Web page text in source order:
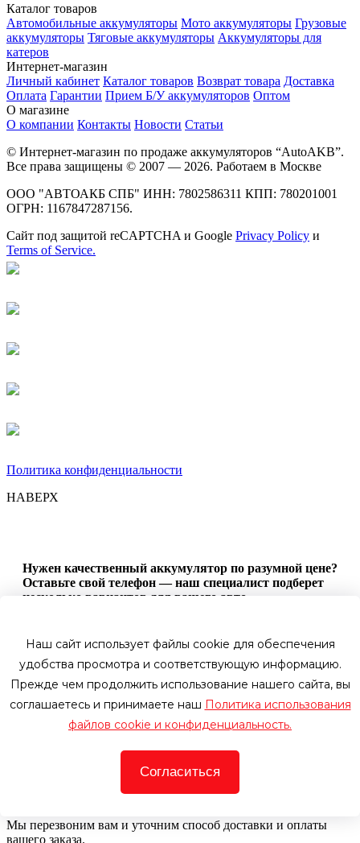
Каталог товаров
Автомобильные аккумуляторы Мото аккумуляторы Грузовые
аккумуляторы Тяговые аккумуляторы Аккумуляторы для
катеров
Интернет-магазин
Личный кабинет Каталог товаров Возврат товара Доставка
Оплата Гарантии Прием Б/У аккумуляторов Оптом
О магазине
О компании Контакты Новости Статьи
© Интернет-магазин по продаже аккумуляторов “AutoAKB”.
Все права защищены © 2007 — 2026. Работаем в Москве
ООО "АВТОАКБ СПБ" ИНН: 7802586311 КПП: 780201001
ОГРН: 1167847287156.
Сайт под защитой reCAPTCHA и Google Privacy Policy и
Terms of Service.
Политика конфиденциальности
НАВЕРХ
Нужен качественный аккумулятор по разумной цене?
Оставьте свой телефон — наш специалист подберет
несколько вариантов для вашего авто.
Имя Телефон
Оставить заявку
Оформить заказ
По этому номеру мы свяжемся с вами, чтобы уточнить детали
Мы перезвоним вам и уточним способ доставки и оплаты
вашего заказа.
Наш сайт использует файлы cookie для обеспечения
удобства просмотра и соответствующую информацию.
Прежде чем продолжить использование нашего сайта, вы
соглашаетесь и принимаете наш Политика использования
файлов cookie и конфиденциальность.
Согласиться